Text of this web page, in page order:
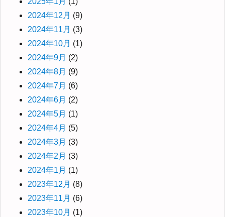
2024年12月 (9)
2024年11月 (3)
2024年10月 (1)
2024年9月 (2)
2024年8月 (9)
2024年7月 (6)
2024年6月 (2)
2024年5月 (1)
2024年4月 (5)
2024年3月 (3)
2024年2月 (3)
2024年1月 (1)
2023年12月 (8)
2023年11月 (6)
2023年10月 (1)